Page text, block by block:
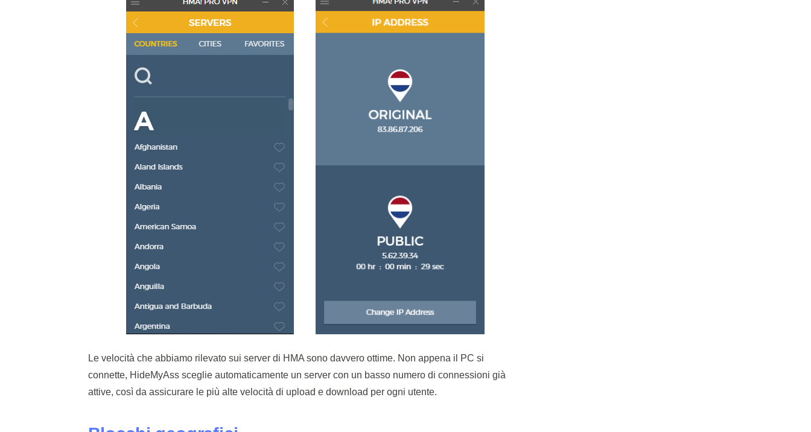
Le velocità che abbiamo rilevato sui server di HMA sono davvero ottime. Non appena il PC si
connette, HideMyAss sceglie automaticamente un server con un basso numero di connessioni già
attive, così da assicurare le più alte velocità di upload e download per ogni utente.